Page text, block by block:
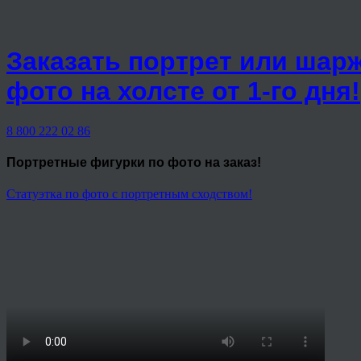
Заказать портрет или
фото на холсте от 1-го дня!
8 800 222 02 86
Портретные фигурки по фото на заказ!
Статуэтка по фото с портретным сходством!